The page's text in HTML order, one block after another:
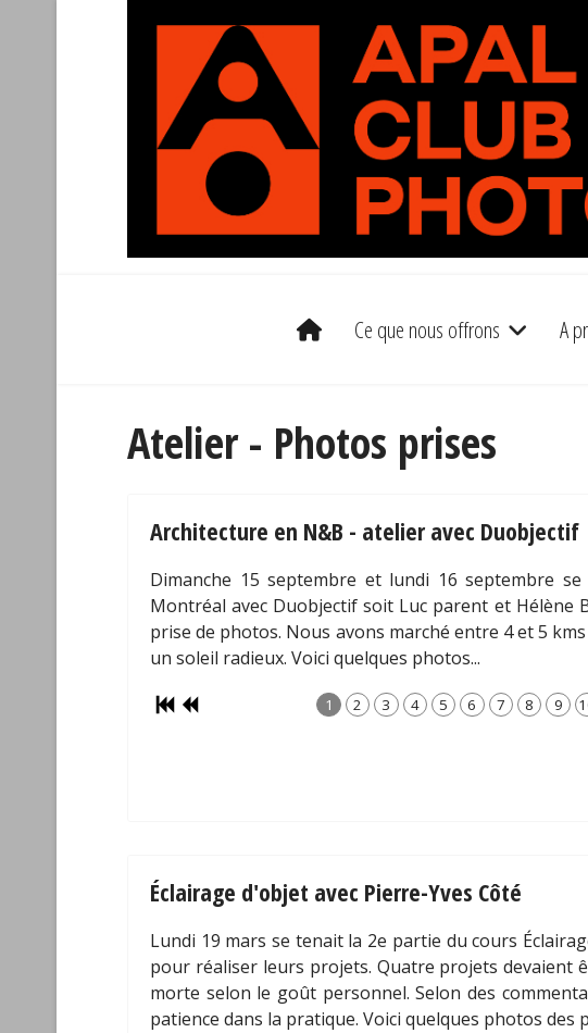
Ce que nous offrons A
Atelier - Photos prises
Architecture en N&B - atelier avec Duobjectif
Dimanche 15 septembre et lundi 16 septembre
Montréal avec Duobjectif soit Luc parent et
prise de photos. Nous avons marché entre 4 et 5
un soleil radieux. Voici quelques photos...
1 2 3 4 5 6 7 8 9
Éclairage d'objet avec Pierre-Yves Côté
Lundi 19 mars se tenait la 2e partie du cours
pour réaliser leurs projets. Quatre projets devaient
morte selon le goût personnel. Selon des
patience dans la pratique. Voici quelques photos des